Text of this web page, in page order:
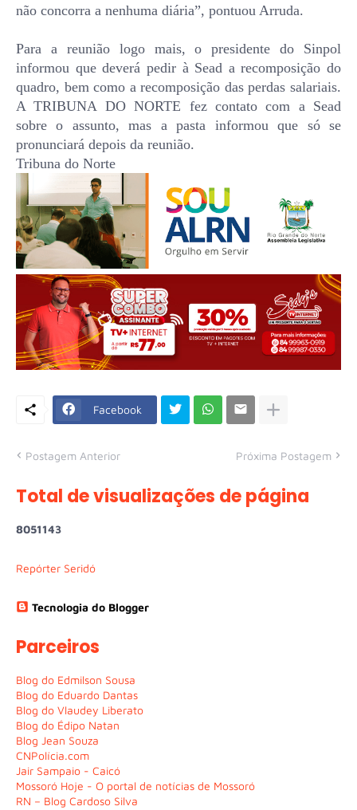
não concorra a nenhuma diária”, pontuou Arruda.
Para a reunião logo mais, o presidente do Sinpol
informou que deverá pedir à Sead a recomposição do
quadro, bem como a recomposição das perdas salariais.
A TRIBUNA DO NORTE fez contato com a Sead
sobre o assunto, mas a pasta informou que só se
pronunciará depois da reunião.
Tribuna do Norte
Facebook
Postagem Anterior Próxima Postagem
Total de visualizações de página
8051143
Repórter Seridó
Tecnologia do Blogger
Parceiros
Blog do Edmilson Sousa
Blog do Eduardo Dantas
Blog do Vlaudey Liberato
Blog do Édipo Natan
Blog Jean Souza
CNPolícia.com
Jair Sampaio - Caicó
Mossoró Hoje - O portal de notícias de Mossoró
RN – Blog Cardoso Silva